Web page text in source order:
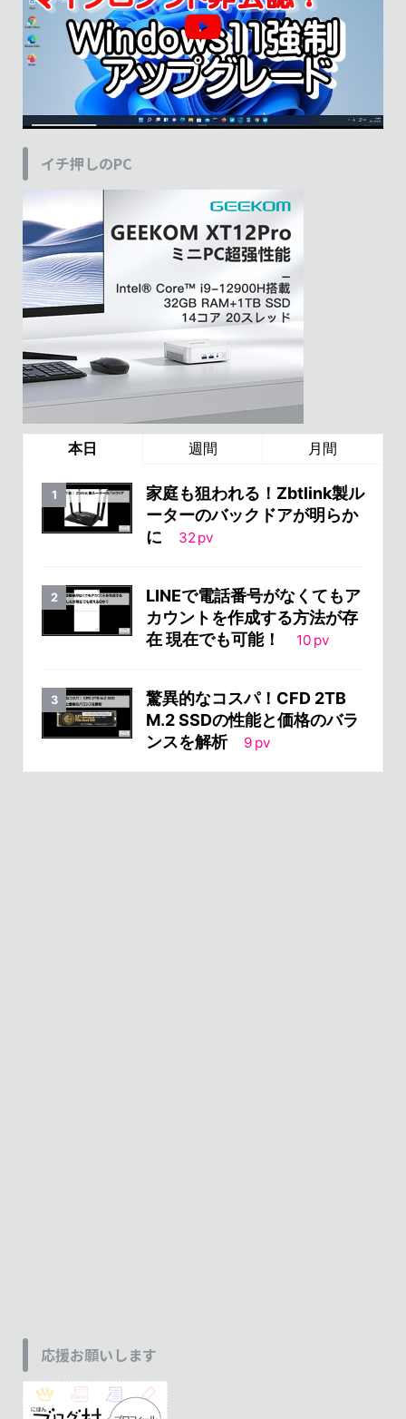
イチ押しのPC
本日 週間 月間
家庭も狙われる！Zbtlink製ル
ーターのバックドアが明らか
に
32pv
LINEで電話番号がなくてもア
カウントを作成する方法が存
在 現在でも可能！
10 pv
驚異的なコスパ！CFD 2TB
M.2 SSDの性能と価格のバラ
ンスを解析
9 pv
応援お願いします